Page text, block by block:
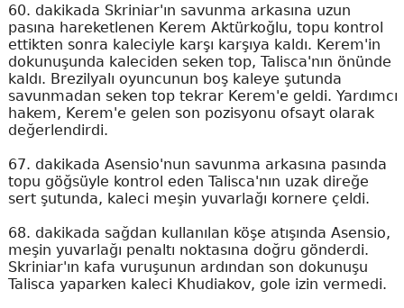
60. dakikada Skriniar'ın savunma arkasına uzun
pasına hareketlenen Kerem Aktürkoğlu, topu kontrol
ettikten sonra kaleciyle karşı karşıya kaldı. Kerem'in
dokunuşunda kaleciden seken top, Talisca'nın önünde
kaldı. Brezilyalı oyuncunun boş kaleye şutunda
savunmadan seken top tekrar Kerem'e geldi. Yardımcı
hakem, Kerem'e gelen son pozisyonu ofsayt olarak
değerlendirdi.
67. dakikada Asensio'nun savunma arkasına pasında
topu göğsüyle kontrol eden Talisca'nın uzak direğe
sert şutunda, kaleci meşin yuvarlağı kornere çeldi.
68. dakikada sağdan kullanılan köşe atışında Asensio,
meşin yuvarlağı penaltı noktasına doğru gönderdi.
Skriniar'ın kafa vuruşunun ardından son dokunuşu
Talisca yaparken kaleci Khudiakov, gole izin vermedi.